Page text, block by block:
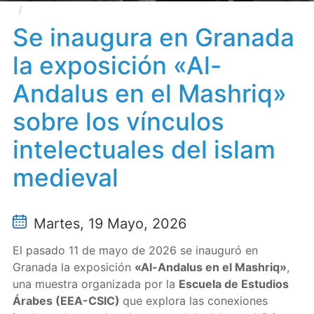
en el Mashriq» sobre los vínculos intelectuales del
islam medieval
Se inaugura en Granada
la exposición «Al-
Andalus en el Mashriq»
sobre los vínculos
intelectuales del islam
medieval
Martes, 19 Mayo, 2026
El pasado 11 de mayo de 2026 se inauguró en
Granada la exposición «Al-Andalus en el Mashriq»,
una muestra organizada por la Escuela de Estudios
Árabes (EEA-CSIC) que explora las conexiones